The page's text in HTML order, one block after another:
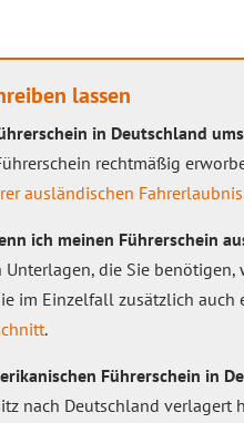
lassen
in Deutschland
rechtmäßig
ausländischen Fahrerlaubnis
ich meinen Führerschein
die Sie benötigen,
im Einzelfall zusätzlich
.
Führerschein in
nach Deutschland